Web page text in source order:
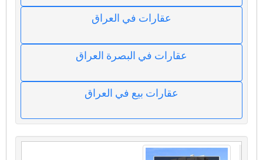
عقارات في العراق
عقارات في البصرة العراق
عقارات بيع في العراق